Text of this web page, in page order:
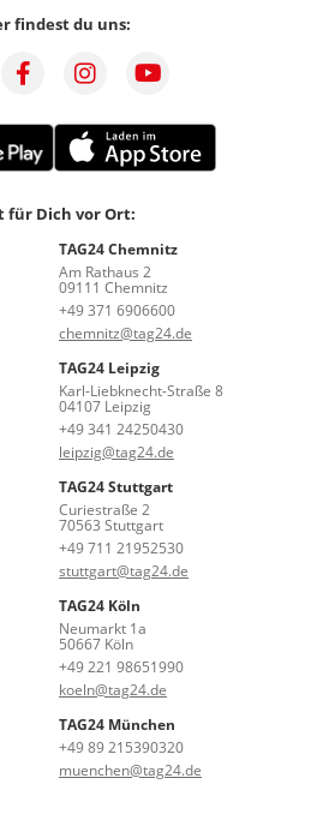
findest du uns:
für Dich vor Ort:
TAG24 Chemnitz
Am Rathaus 2
09111 Chemnitz
+49 371 6906600
chemnitz@tag24.de
TAG24 Leipzig
Karl-Liebknecht-Straße 8
04107 Leipzig
+49 341 24250430
leipzig@tag24.de
TAG24 Stuttgart
Curiestraße 2
70563 Stuttgart
+49 711 21952530
stuttgart@tag24.de
TAG24 Köln
Neumarkt 1a
50667 Köln
+49 221 98651990
koeln@tag24.de
TAG24 München
+49 89 215390320
muenchen@tag24.de